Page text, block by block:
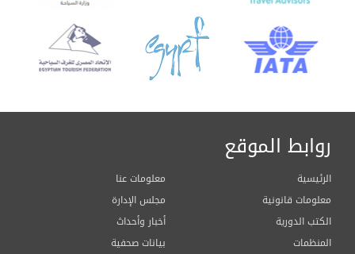
روابط الموقع
معلومات عنا
الرئيسية
مجلس الإدارة
معلومات قانونية
أخبار وأحداث
الكتب الدورية
بيانات صحفية
المنظمات